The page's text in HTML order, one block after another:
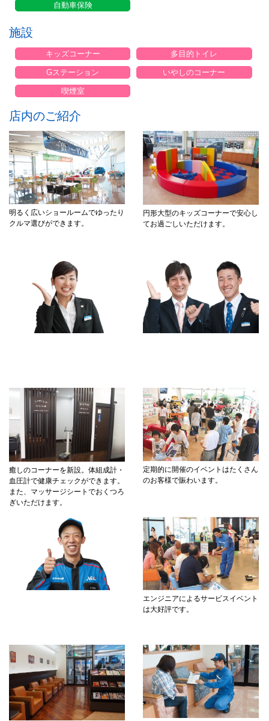
自動車保険
施設
キッズコーナー 多目的トイレ
Gステーション いやしのコーナー
喫煙室
店内のご紹介
明るく広いショールームでゆったり
クルマ選びができます。
円形大型のキッズコーナーで安心し
てお過ごしいただけます。
癒しのコーナーを新設。体組成計・
血圧計で健康チェックができます。
また、マッサージシートでおくつろ
ぎいただけます。
定期的に開催のイベントはたくさん
のお客様で賑わいます。
エンジニアによるサービスイベント
は大好評です。